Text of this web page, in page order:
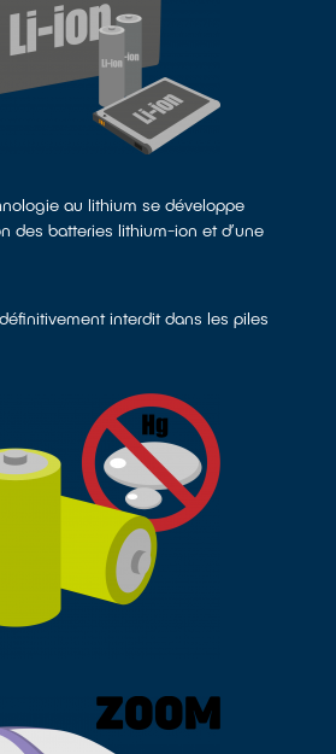
au lithium se développe
des batteries lithium-ion et d’une
interdit dans les piles